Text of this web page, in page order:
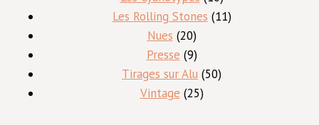
produits
Les Rolling Stones 1111
Nues 2020
produits
Presse 99
produits
Tirages sur Alu 5050
Vintage 2525